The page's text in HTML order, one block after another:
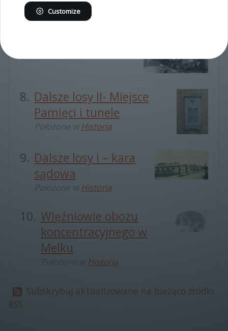
Ustanowienie
Dalsze losy II- Miejsce
Pamięci i tunele
Położone w Historia
Dalsze losy I – kara
sądowa
Położone w Historia
Więźniowie obozu
koncentracyjnego w
Melku
Historia
Subskrybuj aktualizowane na bieżąco źródło
RSS
Customize